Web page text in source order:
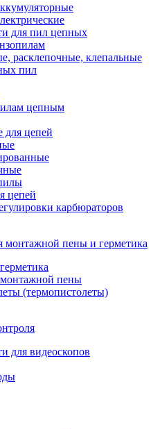
для пил цепных
расклепочные, клепальные
пил
цепным
для цепей
цепей
карбюраторов
монтажной пены и герметика
пены
(термопистолеты)
для видеоскопов